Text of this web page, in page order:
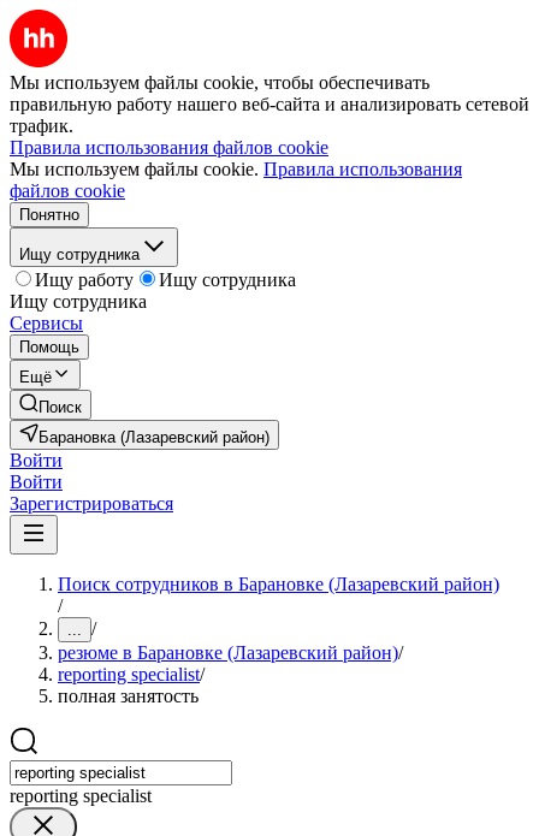
Мы используем файлы cookie, чтобы обеспечивать
правильную работу нашего веб-сайта и анализировать сетевой
трафик.
Правила использования файлов cookie
Мы используем файлы cookie. Правила использования
файлов cookie
Понятно
Ищу сотрудника
Ищу работу
Ищу сотрудника
Ищу сотрудника
Сервисы
Помощь
Ещё
Поиск
Барановка (Лазаревский район)
Войти
Войти
Зарегистрироваться
Поиск сотрудников в Барановке (Лазаревский район)
/
... /
резюме в Барановке (Лазаревский район)/
reporting specialist/
полная занятость
reporting specialist